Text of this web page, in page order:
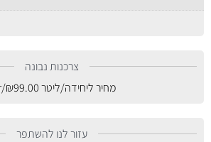
צרכנות נבונה
מחיר ליחידה/ליטר
₪99.00
/err
עזור לנו להשתפר